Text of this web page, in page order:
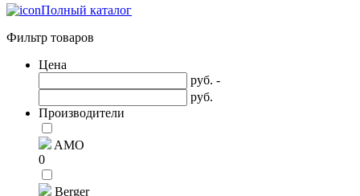
Полный каталог
Фильтр товаров
Цена
руб. -
руб.
Производители
AMO
0
Berger